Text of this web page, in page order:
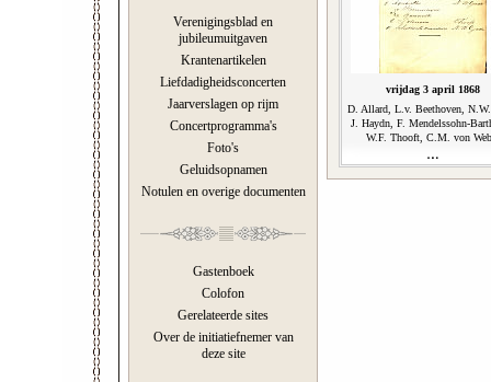
Verenigingsblad en
jubileumuitgaven
Krantenartikelen
Liefdadigheidsconcerten
Jaarverslagen op rijm
Concertprogramma's
Foto's
Geluidsopnamen
Notulen en overige documenten
Gastenboek
Colofon
Gerelateerde sites
Over de initiatiefnemer van
deze site
vrijdag 3 april 1868
D. Allard, L.v. Beethoven, N.W.
J. Haydn, F. Mendelssohn-
W.F. Thooft, C.M. von